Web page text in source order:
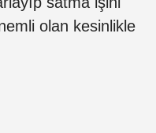
olan kesinlikle